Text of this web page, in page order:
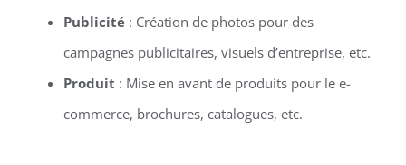
Publicité: Création de photos pour des
campagnes publicitaires, visuels d’entreprise, etc.
Produit : Mise en avant de produits pour le e-
commerce, brochures, catalogues, etc.